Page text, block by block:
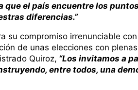
que el país encuentre los
diferencias.”
su compromiso irrenunciable
de unas elecciones con
Quiroz, “Los invitamos a
entre todos, una